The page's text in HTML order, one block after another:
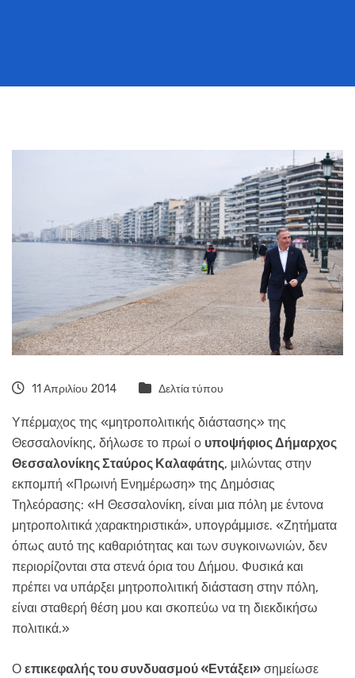
11 Απριλίου 2014 Δελτία τύπου
Υπέρμαχος της «μητροπολιτικής διάστασης» της
Θεσσαλονίκης, δήλωσε το πρωί ο υποψήφιος Δήμαρχος
Θεσσαλονίκης Σταύρος Καλαφάτης, μιλώντας στην
εκπομπή «Πρωινή Ενημέρωση» της Δημόσιας
Τηλεόρασης: «Η Θεσσαλονίκη, είναι μια πόλη με έντονα
μητροπολιτικά χαρακτηριστικά», υπογράμμισε. «Ζητήματα
όπως αυτό της καθαριότητας και των συγκοινωνιών, δεν
περιορίζονται στα στενά όρια του Δήμου. Φυσικά και
πρέπει να υπάρξει μητροπολιτική διάσταση στην πόλη,
είναι σταθερή θέση μου και σκοπεύω να τη διεκδικήσω
πολιτικά.»
Ο επικεφαλής του συνδυασμού «Εντάξει» σημείωσε